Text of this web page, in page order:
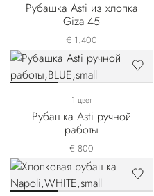
Рубашка Asti из хлопка
Giza 45
€ 1.400
1 цвет
Рубашка Asti ручной
работы
€ 800